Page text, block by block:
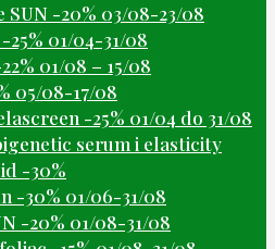
SUN -20% 03/08-23/08
25% 01/04-31/08
01/08 – 15/08
05/08-17/08
-25% 01/04 do 31/08
serum i elasticity
-30%
-30% 01/06-31/08
-20% 01/08-31/08